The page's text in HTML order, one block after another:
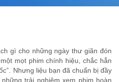
gì cho những ngày thư giãn đón
mọt phim chính hiệu, chắc hẳn
Nhưng liệu bạn đã chuẩn bị đầy
trải nghiệm xem phim hoàn